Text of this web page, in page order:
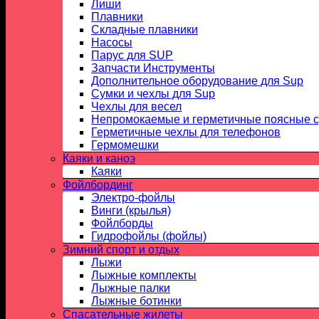
Лиши
Плавники
Складные плавники
Насосы
Парус для SUP
Запчасти Инструменты
Дополнительное оборудование для Sup
Сумки и чехлы для Sup
Чехлы для весел
Непромокаемые и герметичные поясные
Герметичные чехлы для телефонов
Гермомешки
Каяки и каноэ
Каяки
Фойлбординг
Электро-фойлы
Винги (крылья)
Фойлборды
Гидрофойлы (фойлы)
Зимний спорт и отдых
Лыжи
Лыжные комплекты
Лыжные палки
Лыжные ботинки
Спасательные жилеты